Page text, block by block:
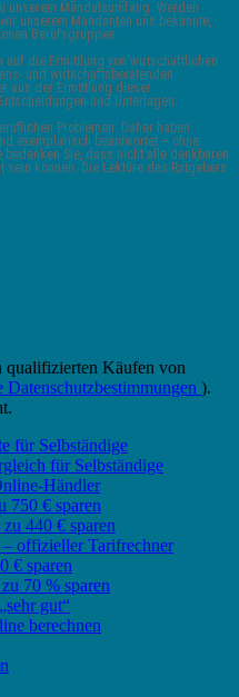
unserem Mandatsumfang. Werden
unserem Mandanten uns bekannte,
Berufsgruppen.
die Ermittlung von wirtschaftlichen
und wirtschaftsberatenden
aus der Ermittlung dieser
und Unterlagen.
Problemen. Daher haben
exemplarisch beantwortet – ohne
Sie, dass nicht alle denkbaren
können. Die Lektüre des Ratgebers
qualifizierten Käufen von
Datenschutzbestimmungen ).
für Selbständige
für Selbständige
Händler
750 € sparen
440 € sparen
offizieller Tarifrechner
€ sparen
70 % sparen
gut“
berechnen